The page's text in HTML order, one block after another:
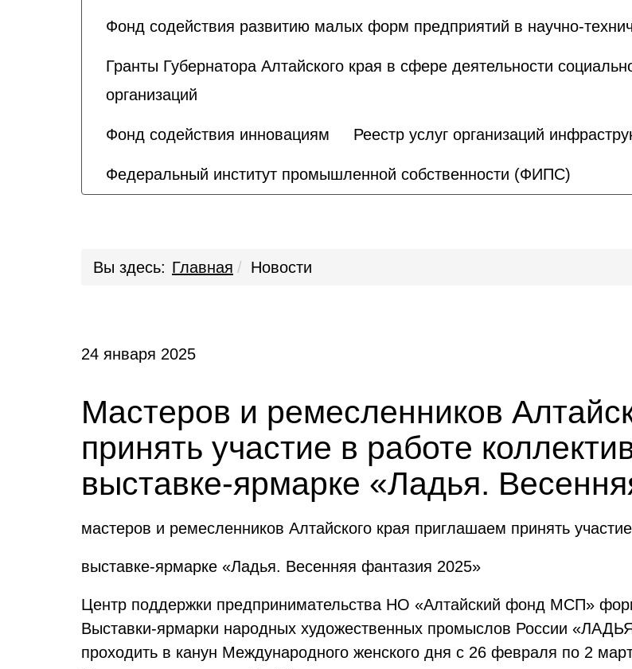
Фонд содействия развитию малых форм предприятий в научно-
Гранты Губернатора Алтайского края в сфере деятельности
организаций
Фонд содействия инновациям Реестр услуг организаций
Федеральный институт промышленной собственности (ФИПС)
Вы здесь: Главная Новости
24 января 2025
Мастеров и ремесленников
принять участие в работе
выставке-ярмарке «Ладья.
мастеров и ремесленников Алтайского края приглашаем принять
выставке-ярмарке «Ладья. Весенняя фантазия 2025»
Центр поддержки предпринимательства НО «Алтайский фонд МСП»
Выставки-ярмарки народных художественных промыслов России
проходить в канун Международного женского дня c 26 февраля по 2